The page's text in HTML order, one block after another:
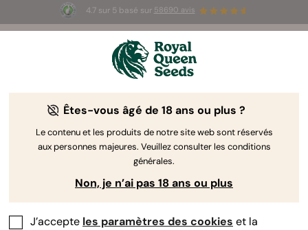
4.7 sur 5 basé sur 58690 avis
3 graines White Widow AutoGRATUITES pour les
Êtes-vous âgé de 18 ans ou plus ?
Le contenu et les produits de notre site web sont réservés
aux personnes majeures. Veuillez consulter les conditions
générales.
Non, je n’ai pas 18 ans ou plus
J’accepte les paramètres des cookies et la